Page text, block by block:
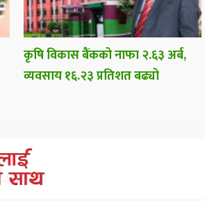
कृषि विकास बैंकको नाफा २.६३ अर्ब,
व्यवसाय १६.२३ प्रतिशत बढ्यो